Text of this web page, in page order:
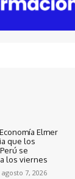
Elmer
que los
se
los viernes
agosto 7, 2026